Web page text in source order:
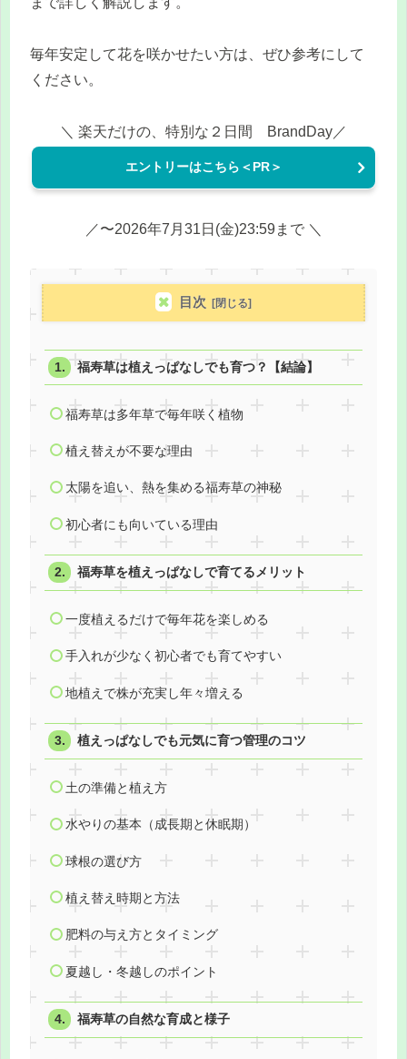
毎年安定して花を咲かせたい方は、ぜひ参考にして
ください。
＼ 楽天だけの、特別な２日間 BrandDay／
エントリーはこちら＜PR＞
／〜2026年7月31日(金)23:59まで ＼
目次
福寿草は植えっぱなしでも育つ？【結論】
福寿草は多年草で毎年咲く植物
植え替えが不要な理由
太陽を追い、熱を集める福寿草の神秘
初心者にも向いている理由
福寿草を植えっぱなしで育てるメリット
一度植えるだけで毎年花を楽しめる
手入れが少なく初心者でも育てやすい
地植えで株が充実し年々増える
植えっぱなしでも元気に育つ管理のコツ
土の準備と植え方
水やりの基本（成長期と休眠期）
球根の選び方
植え替え時期と方法
肥料の与え方とタイミング
夏越し・冬越しのポイント
福寿草の自然な育成と様子